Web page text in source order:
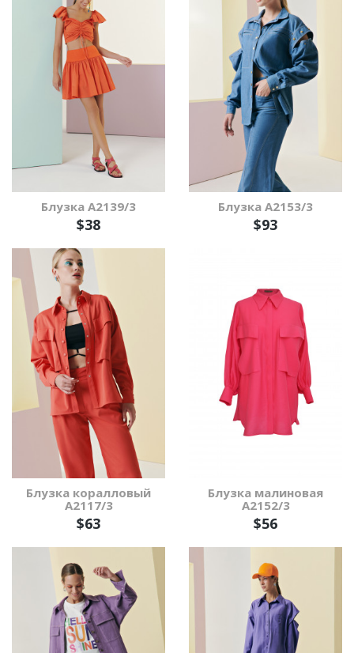
Блузка А2139/3
$38
Блузка А2153/3
$93
Блузка коралловый
А2117/3
$63
Блузка малиновая
А2152/3
$56